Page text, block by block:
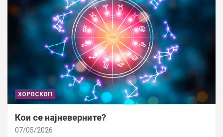
ХОРОСКОП
Кои се најневерните?
07/05/2026